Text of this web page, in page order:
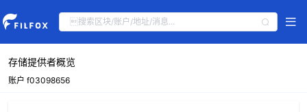
存储提供者概览
账户 f03098656